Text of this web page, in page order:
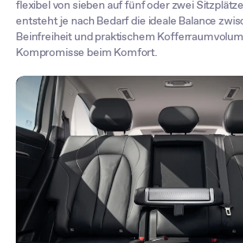
flexibel von sieben auf fünf oder zwei
entsteht je nach Bedarf die ideale Balance
Beinfreiheit und praktischem
Kompromisse beim Komfort.